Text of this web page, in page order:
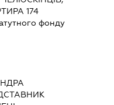
174
фонду